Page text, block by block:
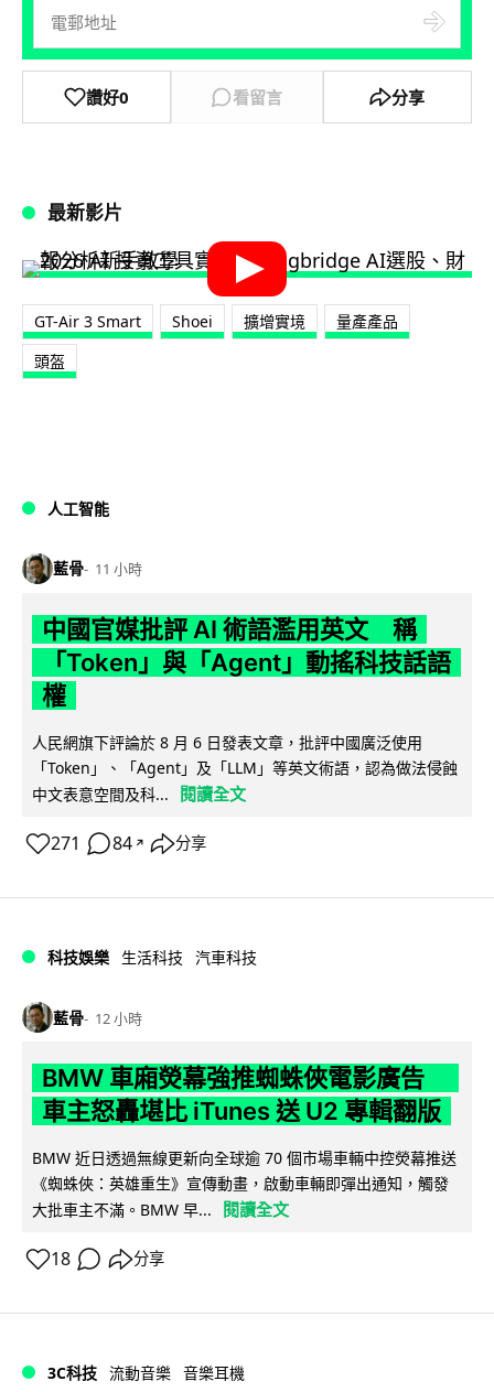
讚好0 看留言 分享
最新影片
GT-Air 3 Smart Shoei 擴增實境
量產產品
頭盔
人工智能
藍骨 11 小時
中國官媒批評 AI 術語濫用英文 稱
「Token」與「Agent」動搖科技話語
權
人民網旗下評論於 8 月 6 日發表文章，批評中國廣泛使用
「Token」、「Agent」及「LLM」等英文術語，認為做法侵蝕
中文表意空間及科...
閱讀全文
271 84 ↗ 分享
科技娛樂 生活科技 汽車科技
藍骨 12 小時
BMW 車廂熒幕強推蜘蛛俠電影廣告
車主怒轟堪比 iTunes 送 U2 專輯翻版
BMW 近日透過無線更新向全球逾 70 個市場車輛中控熒幕推送
《蜘蛛俠：英雄重生》宣傳動畫，啟動車輛即彈出通知，觸發
大批車主不滿。BMW 早...
閱讀全文
18 分享
3C科技 流動音樂 音樂耳機